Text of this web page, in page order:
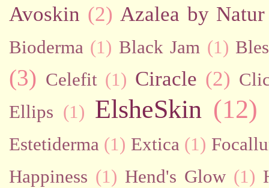
Avoskin (2) Azalea by Natur
Bioderma (1) Black Jam (1)
(3) Celefit (1) Ciracle (2)
Ellips (1) ElsheSkin (12)
Estetiderma (1) Extica (1)
Happiness (1) Hend's Glow (1)